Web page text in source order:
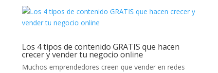
Los 4 tipos de contenido GRATIS que hacen
crecer y vender tu negocio online
Muchos emprendedores creen que vender en redes